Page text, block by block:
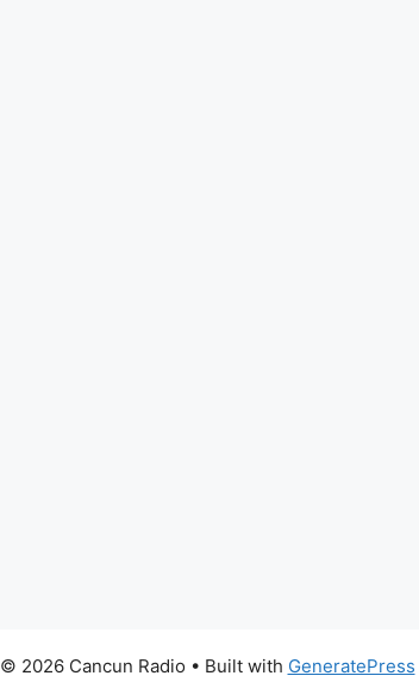
© 2026 Cancun Radio • Built with GeneratePress